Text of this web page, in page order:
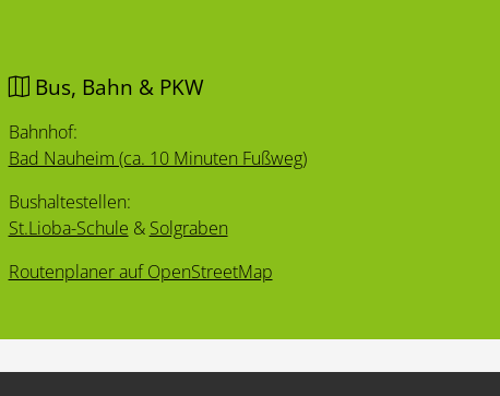
Bus, Bahn & PKW
Bahnhof:
Bad Nauheim (ca. 10 Minuten Fußweg)
Bushaltestellen:
St.Lioba-Schule & Solgraben
Routenplaner auf OpenStreetMap